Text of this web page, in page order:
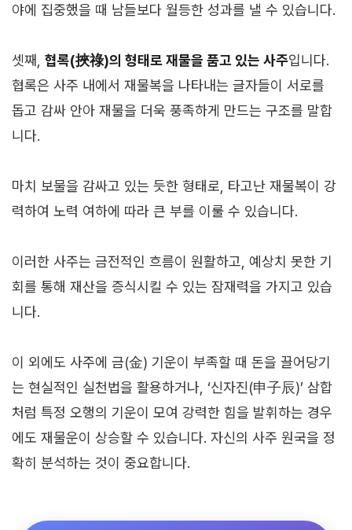
야에 집중했을 때 남들보다 월등한 성과를 낼 수 있습니다.
셋째, 협록(挾祿)의 형태로 재물을 품고 있는 사주입니다.
협록은 사주 내에서 재물복을 나타내는 글자들이 서로를
돕고 감싸 안아 재물을 더욱 풍족하게 만드는 구조를 말합
니다.
마치 보물을 감싸고 있는 듯한 형태로, 타고난 재물복이 강
력하여 노력 여하에 따라 큰 부를 이룰 수 있습니다.
이러한 사주는 금전적인 흐름이 원활하고, 예상치 못한 기
회를 통해 재산을 증식시킬 수 있는 잠재력을 가지고 있습
니다.
이 외에도 사주에 금(金) 기운이 부족할 때 돈을 끌어당기
는 현실적인 실천법을 활용하거나, ‘신자진(申子辰)’ 삼합
처럼 특정 오행의 기운이 모여 강력한 힘을 발휘하는 경우
에도 재물운이 상승할 수 있습니다. 자신의 사주 원국을 정
확히 분석하는 것이 중요합니다.